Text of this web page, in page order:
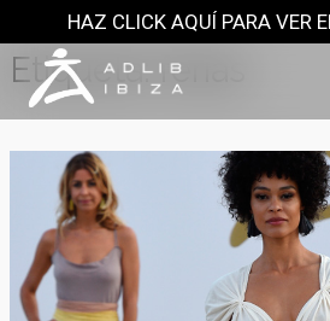
al
contenido
HAZ CLICK AQUÍ PARA VER
Etiqueta:ferias